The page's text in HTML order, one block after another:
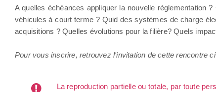
A quelles échéances appliquer la nouvelle réglementation
véhicules à court terme ? Quid des systèmes de charge
acquisitions ? Quelles évolutions pour la filière? Quels
Pour vous inscrire, retrouvez l'invitation de cette rencontre
La reproduction partielle ou totale, par toute